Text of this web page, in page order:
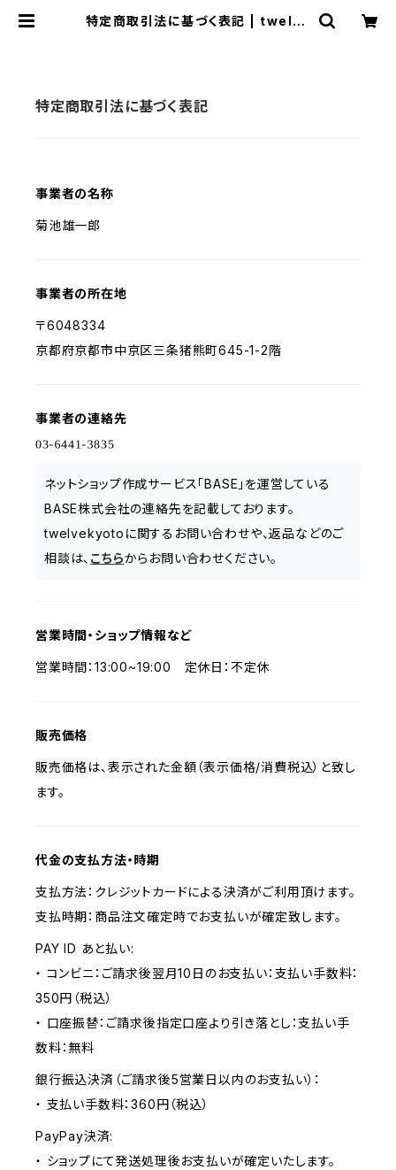
特定商取引法に基づく表記 | twelve
特定商取引法に基づく表記
事業者の名称
菊池雄一郎
事業者の所在地
〒6048334
京都府京都市中京区三条猪熊町645-1-2階
事業者の連絡先
ネットショップ作成サービス「BASE」を運営している
BASE株式会社の連絡先を記載しております。
twelvekyotoに関するお問い合わせや、返品などのご
相談は、 こちらからお問い合わせください。
営業時間・ショップ情報など
営業時間：13:00~19:00 定休日：不定休
販売価格
販売価格は、表示された金額（表示価格/消費税込）と致し
ます。
代金の支払方法・時期
支払方法：クレジットカードによる決済がご利用頂けます。
支払時期：商品注文確定時でお支払いが確定致します。
PAY ID あと払い:
・ コンビニ：ご請求後翌月10日のお支払い：支払い手数料：
350円（税込）
・ 口座振替：ご請求後指定口座より引き落とし：支払い手
数料：無料
銀行振込決済（ご請求後5営業日以内のお支払い）：
・ 支払い手数料：360円（税込）
PayPay決済:
・ ショップにて発送処理後お支払いが確定いたします。